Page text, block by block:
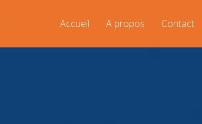
Accueil A propos Contact